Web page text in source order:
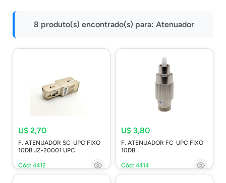
Onu Epon
Ferramentas-Tools
8 produto(s) encontrado(s) para: Atenuador
U$ 2,70
F. ATENUADOR SC-UPC FIXO
10DB JZ-20001 UPC
Cód: 4412
U$ 3,80
F. ATENUADOR FC-UPC FIXO
10DB
Cód: 4414